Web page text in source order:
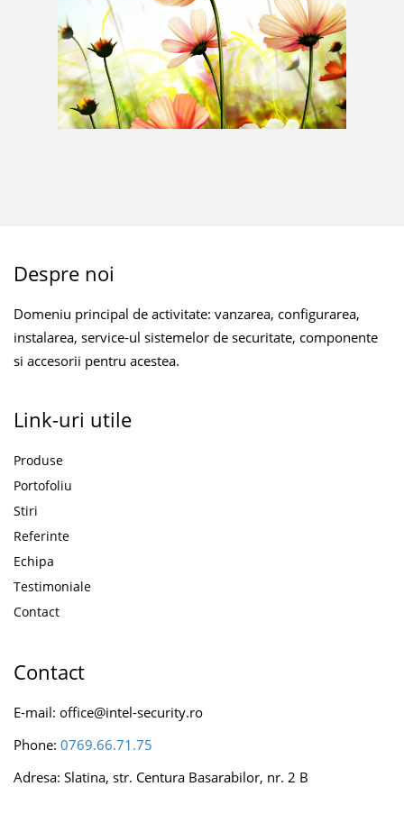
Despre noi
Domeniu principal de activitate: vanzarea, configurarea,
instalarea, service-ul sistemelor de securitate, componente
si accesorii pentru acestea.
Link-uri utile
Produse
Portofoliu
Stiri
Referinte
Echipa
Testimoniale
Contact
Contact
E-mail: office@intel-security.ro
Phone: 0769.66.71.75
Adresa: Slatina, str. Centura Basarabilor, nr. 2 B